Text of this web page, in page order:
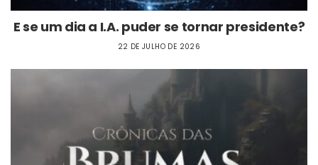
E se um dia a I.A. puder se tornar presidente?
22 DE JULHO DE 2026